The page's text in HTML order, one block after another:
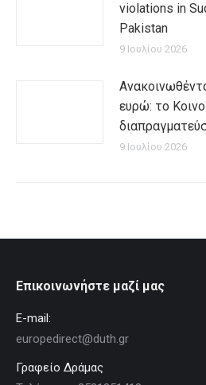
violations in
Pakistan
9 Ιουλίου 2026
ευρώ: το
9 Ιουλίου 2026
Επικοινωνήστε μαζί μας
E-mail:
europedirect@duth.gr
Γραφείο Δράμας